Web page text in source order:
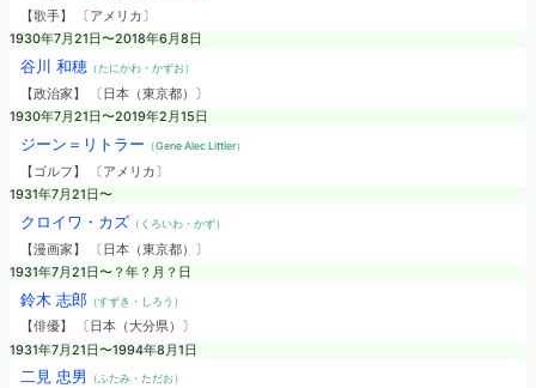
【歌手】 〔アメリカ〕
1930年7月21日〜2018年6月8日
谷川 和穂 （たにかわ・かずお）
【政治家】 〔日本（東京都）〕
1930年7月21日〜2019年2月15日
ジーン＝リトラー （Gene Alec Littler）
【ゴルフ】 〔アメリカ〕
1931年7月21日〜
クロイワ・カズ （くろいわ・かず）
【漫画家】 〔日本（東京都）〕
1931年7月21日〜？年？月？日
鈴木 志郎（すずき・しろう）
【俳優】 〔日本（大分県）〕
1931年7月21日〜1994年8月1日
二見 忠男 （ふたみ・ただお）